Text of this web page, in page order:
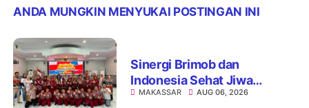
ANDA MUNGKIN MENYUKAI POSTINGAN INI
Sinergi Brimob dan
Indonesia Sehat Jiwa
Hadirkan Pojok Curhat,
MAKASSAR AUG 06, 2026